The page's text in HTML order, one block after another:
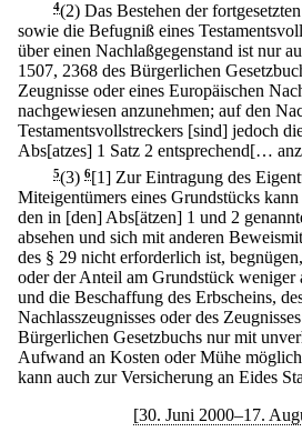
4(2) Das Bestehen der
sowie die Befugniß eines
über einen Nachlaßgegenstand ist nur
1507, 2368 des Bürgerlichen
Zeugnisse oder eines Europäischen
nachgewiesen anzunehmen; auf den
Testamentsvollstreckers [sind] jedoch
Abs[atzes] 1 Satz 2 entsprechend[…
5(3) 6[1] Zur Eintragung des
Miteigentümers eines Grundstücks
den in [den] Abs[ätzen] 1 und 2
absehen und sich mit anderen
des § 29 nicht erforderlich ist,
oder der Anteil am Grundstück weniger
und die Beschaffung des Erbscheins,
Nachlasszeugnisses oder des
Bürgerlichen Gesetzbuchs nur mit
Aufwand an Kosten oder Mühe
kann auch zur Versicherung an Eides
[30. Juni 2000–17.